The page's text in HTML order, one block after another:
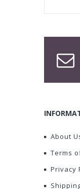
About
Terms
Privacy